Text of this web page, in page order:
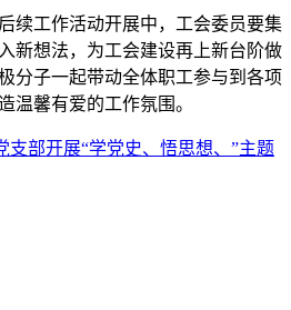
续工作活动开展中，工会委员要集
新想法，为工会建设再上新台阶做
分子一起带动全体职工参与到各项
温馨有爱的工作氛围。
支部开展“学党史、悟思想、”主题